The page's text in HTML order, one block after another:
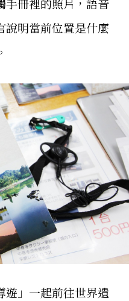
手冊裡的照片，語音
說明當前位置是什麼
遊」一起前往世界遺